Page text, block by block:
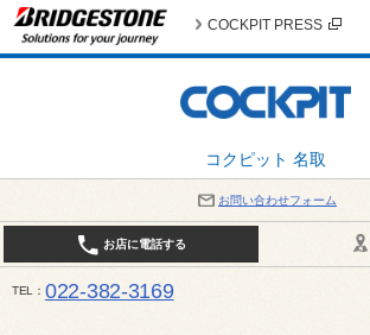
コクピット 名取
COCKPIT PRESS
お問い合わせフォーム
お店に電話する
TEL 022-382-3169